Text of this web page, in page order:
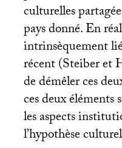
culturelles
pays donné. En
intrinsèquement
récent (Steiber et
de démêler ces
ces deux
les aspects
l’hypothèse